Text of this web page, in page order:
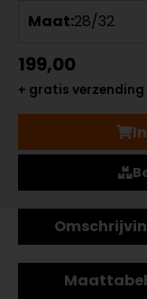
Maat:28/32
199,00
+ gratis verzending
Maattabel